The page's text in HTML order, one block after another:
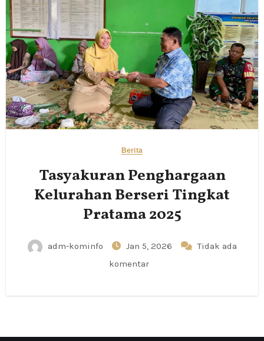
Berita
Tasyakuran Penghargaan
Kelurahan Berseri Tingkat
Pratama 2025
adm-kominfo Jan 5, 2026
Tidak ada
komentar